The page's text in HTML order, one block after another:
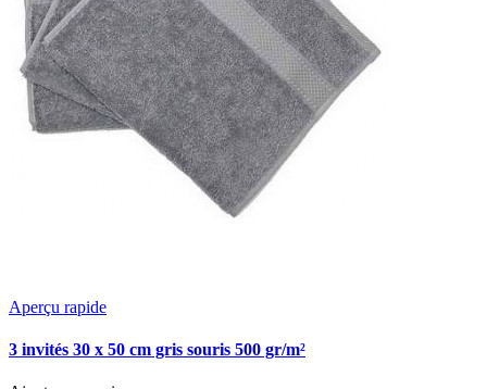
Aperçu rapide
3 invités 30 x 50 cm gris souris 500 gr/m²